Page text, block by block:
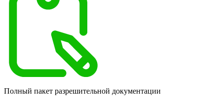
Полный пакет разрешительной документации